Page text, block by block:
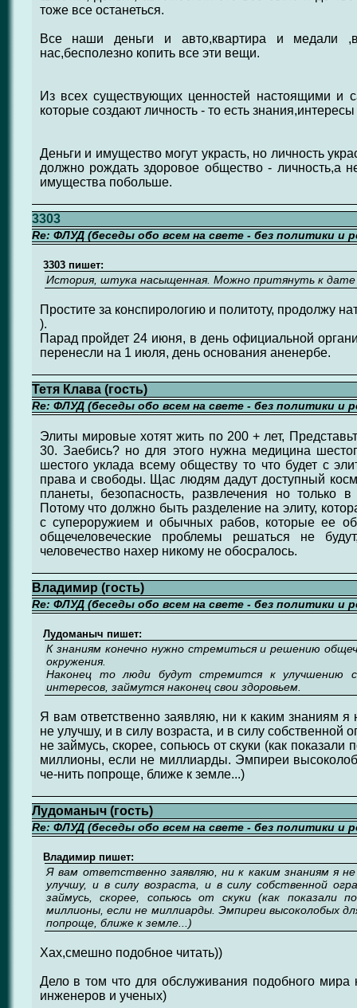
тоже все останеться.
Все наши деньги и авто,квартира и медали
нас,бесполезно копить все эти вещи.
Из всех существующих ценностей настоящими и
которые создают личность - то есть
Деньги и имущество могут украсть, но личность
должно рождать здоровое общество - личность,а
имущества побольше.
3303
Re: ФЛУД (беседы обо всем на свете - без политики и
3303 пишет:
История, штука насыщенная. Можно притянуть к дате
Простите за конспирологию и политоту, продолжу
).
Парад пройдет 24 июня, в день официальной
перенесли на 1 июля, день основания аненербе.
Тетя Клава (гость)
Re: ФЛУД (беседы обо всем на свете - без политики и
Элиты мировые хотят жить по 200 + лет,
30. Заебись? но для этого нужна медицина
шестого уклада всему обществу то что будет с
права и свободы. Щас людям дадут доступный
планеты, безопасность, развлечения но только
Потому что должно быть разделение на элиту,
с супероружием и обычных рабов, которые ее
общечеловеческие проблемы решаться не
человечество нахер никому не обосралось.
Владимир (гость)
Re: ФЛУД (беседы обо всем на свете - без политики и
Лудоманыч пишет:
К знаниям конечно нужно стремиться и решению
окружения.
Наконец то люди будут стремится к улучшению
интересов, займутся наконец свои здоровьем.
Я вам ответственно заявляю, ни к каким знаниям
не улучшу, и в силу возраста, и в силу собственной
не займусь, скорее, сопьюсь от скуки (как
миллионы, если не миллиарды. Эмпиреи
че-нить попроще, ближе к земле...)
Лудоманыч (гость)
Re: ФЛУД (беседы обо всем на свете - без политики и
Владимир пишет:
Я вам ответственно заявляю, ни к каким знаниям я
улучшу, и в силу возраста, и в силу собственной
займусь, скорее, сопьюсь от скуки (как показали
миллионы, если не миллиарды. Эмпиреи высоколобых
попроще, ближе к земле...)
Хах,смешно подобное читать))
Дело в том что для обслуживания подобного
инженеров и ученых)